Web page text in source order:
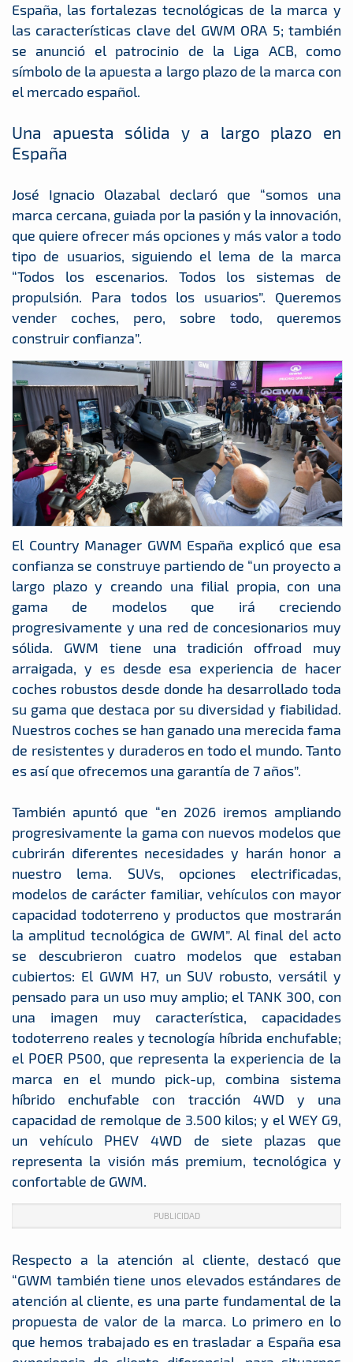
España, las fortalezas tecnológicas de la marca y
las características clave del GWM ORA 5; también
se anunció el patrocinio de la Liga ACB, como
símbolo de la apuesta a largo plazo de la marca con
el mercado español.
Una apuesta sólida y a largo plazo en
España
José Ignacio Olazabal declaró que “somos una
marca cercana, guiada por la pasión y la innovación,
que quiere ofrecer más opciones y más valor a todo
tipo de usuarios, siguiendo el lema de la marca
“Todos los escenarios. Todos los sistemas de
propulsión. Para todos los usuarios”. Queremos
vender coches, pero, sobre todo, queremos
construir confianza”.
El Country Manager GWM España explicó que esa
confianza se construye partiendo de “un proyecto a
largo plazo y creando una filial propia, con una
gama de modelos que irá creciendo
progresivamente y una red de concesionarios muy
sólida. GWM tiene una tradición offroad muy
arraigada, y es desde esa experiencia de hacer
coches robustos desde donde ha desarrollado toda
su gama que destaca por su diversidad y fiabilidad.
Nuestros coches se han ganado una merecida fama
de resistentes y duraderos en todo el mundo. Tanto
es así que ofrecemos una garantía de 7 años”.
También apuntó que “en 2026 iremos ampliando
progresivamente la gama con nuevos modelos que
cubrirán diferentes necesidades y harán honor a
nuestro lema. SUVs, opciones electrificadas,
modelos de carácter familiar, vehículos con mayor
capacidad todoterreno y productos que mostrarán
la amplitud tecnológica de GWM”. Al final del acto
se descubrieron cuatro modelos que estaban
cubiertos: El GWM H7, un SUV robusto, versátil y
pensado para un uso muy amplio; el TANK 300, con
una imagen muy característica, capacidades
todoterreno reales y tecnología híbrida enchufable;
el POER P500, que representa la experiencia de la
marca en el mundo pick-up, combina sistema
híbrido enchufable con tracción 4WD y una
capacidad de remolque de 3.500 kilos; y el WEY G9,
un vehículo PHEV 4WD de siete plazas que
representa la visión más premium, tecnológica y
confortable de GWM.
PUBLICIDAD
Respecto a la atención al cliente, destacó que
“GWM también tiene unos elevados estándares de
atención al cliente, es una parte fundamental de la
propuesta de valor de la marca. Lo primero en lo
que hemos trabajado es en trasladar a España esa